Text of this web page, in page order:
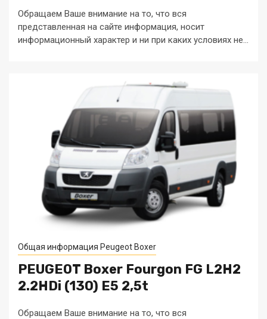
Обращаем Ваше внимание на то, что вся
представленная на сайте информация, носит
информационный характер и ни при каких условиях не...
Общая информация Peugeot Boxer
PEUGEOT Boxer Fourgon FG L2H2
2.2HDi (130) E5 2,5t
Обращаем Ваше внимание на то, что вся